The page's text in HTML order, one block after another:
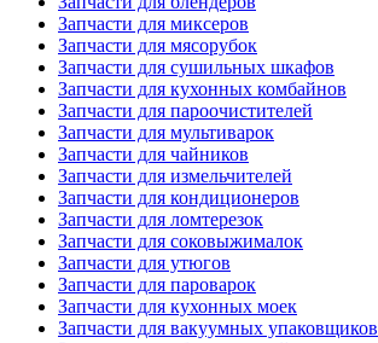
Запчасти для миксеров
Запчасти для мясорубок
Запчасти для сушильных шкафов
Запчасти для кухонных комбайнов
Запчасти для пароочистителей
Запчасти для мультиварок
Запчасти для чайников
Запчасти для измельчителей
Запчасти для кондиционеров
Запчасти для ломтерезок
Запчасти для соковыжималок
Запчасти для утюгов
Запчасти для пароварок
Запчасти для кухонных моек
Запчасти для вакуумных упаковщиков